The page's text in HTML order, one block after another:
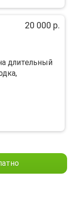
20 000 р.
длительный